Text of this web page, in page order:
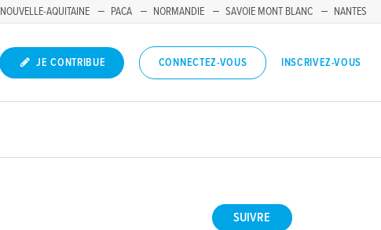
NOUVELLE-AQUITAINE PACA NORMANDIE SAVOIE MONT BLANC
NANTES
JE CONTRIBUE CONNECTEZ-VOUS INSCRIVEZ-VOUS
SUIVRE